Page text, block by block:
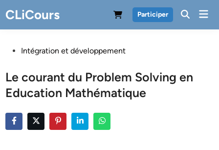
to
content
CLiCours Participer
PostedIntégration et développement
Le courant du Problem Solving en
Education Mathématique